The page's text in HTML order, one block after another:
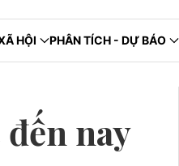
HỘI PHÂN TÍCH - DỰ BÁO
nay